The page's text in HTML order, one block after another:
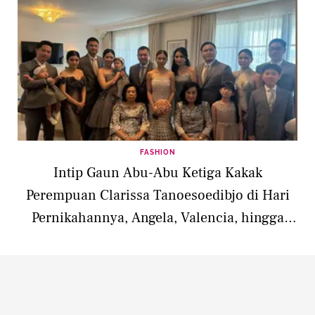
FASHION
Intip Gaun Abu-Abu Ketiga Kakak
Perempuan Clarissa Tanoesoedibjo di Hari
Pernikahannya, Angela, Valencia, hingga